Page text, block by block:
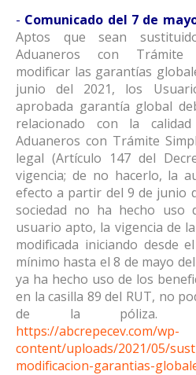
- Comunicado del 7 de
Aptos que sean
Aduaneros con Trámite
modificar las garantías
junio del 2021, los
aprobada garantía global
relacionado con la
Aduaneros con Trámite
legal (Artículo 147 del
vigencia; de no hacerlo, la
efecto a partir del 9 de junio
sociedad no ha hecho uso
usuario apto, la vigencia de
modificada iniciando desde
mínimo hasta el 8 de mayo
ya ha hecho uso de los
en la casilla 89 del RUT, no
de la póliza.
https://abcrepecev.com/wp-
content/uploads/2021/05/
modificacion-garantias-